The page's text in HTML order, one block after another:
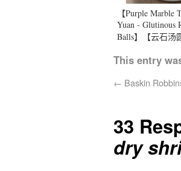
【Purple Marble
Yuan - Glutinous
Balls】【云石汤
This entry
← Baskin
33
dry